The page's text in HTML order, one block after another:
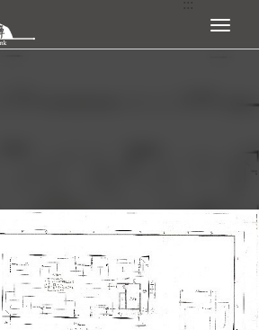
展開選單